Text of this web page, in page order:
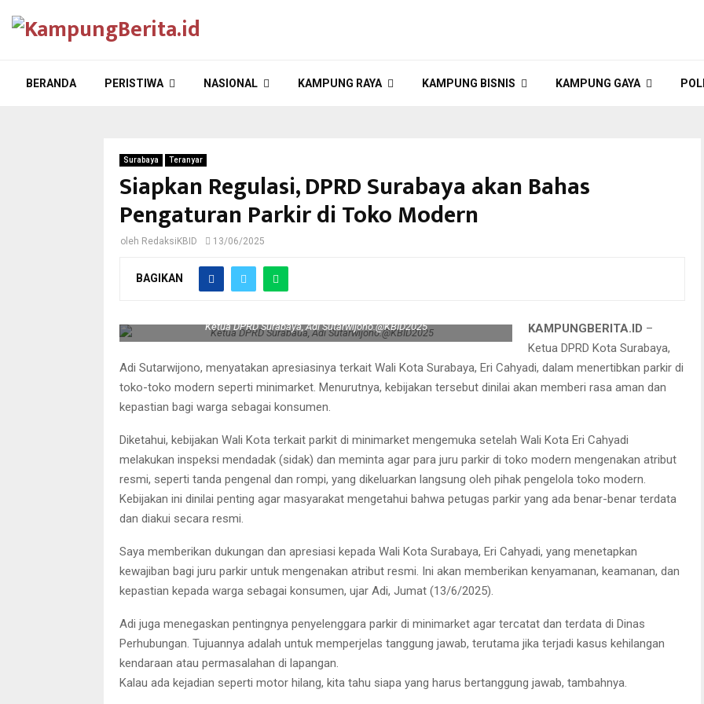
BERANDA PERISTIWA NASIONAL KAMPUNG RAYA KAMPUNG BISNIS KAMPUNG GAYA
Surabaya Teranyar
Siapkan Regulasi, DPRD Surabaya akan Bahas
Pengaturan Parkir di Toko Modern
oleh RedaksiKBID 13/06/2025
BAGIKAN
Ketua DPRD Surabaya, Adi Sutarwijono.@KBID2025 KAMPUNGBERITA.ID –
Ketua DPRD Kota Surabaya,
Adi Sutarwijono, menyatakan apresiasinya terkait Wali Kota Surabaya, Eri Cahyadi, dalam menertibkan parkir di
toko-toko modern seperti minimarket. Menurutnya, kebijakan tersebut dinilai akan memberi rasa aman dan
kepastian bagi warga sebagai konsumen.
Diketahui, kebijakan Wali Kota terkait parkit di minimarket mengemuka setelah Wali Kota Eri Cahyadi
melakukan inspeksi mendadak (sidak) dan meminta agar para juru parkir di toko modern mengenakan atribut
resmi, seperti tanda pengenal dan rompi, yang dikeluarkan langsung oleh pihak pengelola toko modern.
Kebijakan ini dinilai penting agar masyarakat mengetahui bahwa petugas parkir yang ada benar-benar terdata
dan diakui secara resmi.
Saya memberikan dukungan dan apresiasi kepada Wali Kota Surabaya, Eri Cahyadi, yang menetapkan
kewajiban bagi juru parkir untuk mengenakan atribut resmi. Ini akan memberikan kenyamanan, keamanan, dan
kepastian kepada warga sebagai konsumen, ujar Adi, Jumat (13/6/2025).
Adi juga menegaskan pentingnya penyelenggara parkir di minimarket agar tercatat dan terdata di Dinas
Perhubungan. Tujuannya adalah untuk memperjelas tanggung jawab, terutama jika terjadi kasus kehilangan
kendaraan atau permasalahan di lapangan.
Kalau ada kejadian seperti motor hilang, kita tahu siapa yang harus bertanggung jawab, tambahnya.